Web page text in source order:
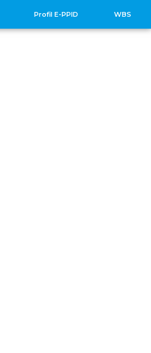
Profil E-PPID WBS